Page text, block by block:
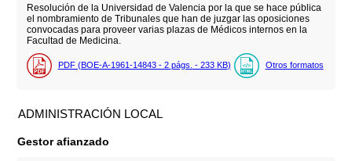
Resolución de la Universidad de Valencia por la que se hace pública
el nombramiento de Tribunales que han de juzgar las oposiciones
convocadas para proveer varias plazas de Médicos internos en la
Facultad de Medicina.
PDF (BOE-A-1961-14843 - 2 págs. - 233 KB) Otros formatos
ADMINISTRACIÓN LOCAL
Gestor afianzado